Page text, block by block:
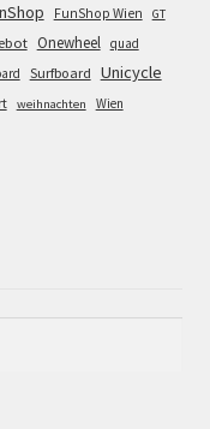
FunShop Wien GT
Onewheel quad
Surfboard Unicycle
weihnachten
Wien